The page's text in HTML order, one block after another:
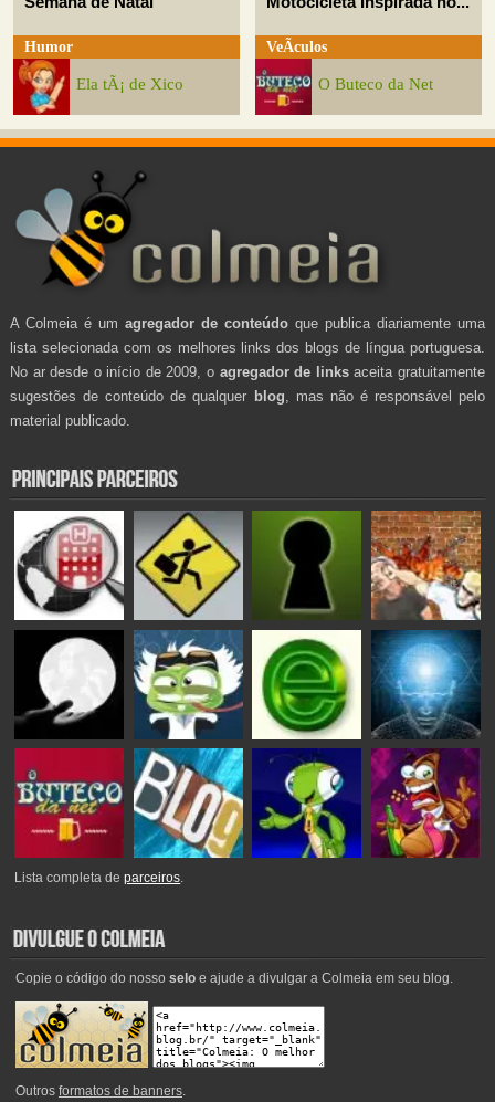
Humor
Ela tÃ¡ de Xico
VeÃ­culos
O Buteco da Net
A Colmeia é um agregador de conteúdo que publica diariamente uma
lista selecionada com os melhores links dos blogs de língua portuguesa.
No ar desde o início de 2009, o agregador de linksaceita gratuitamente
sugestões de conteúdo de qualquer blog , mas não é responsável pelo
material publicado.
Lista completa deparceiros.
Copie o código do nosso seloe ajude a divulgar a Colmeia em seu blog.
Outros formatos de banners.